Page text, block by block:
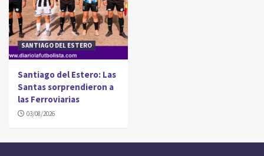
SANTIAGO DEL ESTERO
Santiago del Estero: Las
Santas sorprendieron a
las Ferroviarias
03/08/2026